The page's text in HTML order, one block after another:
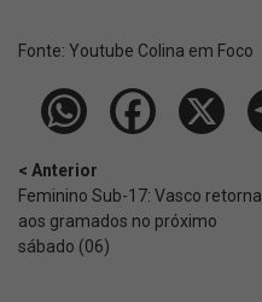
Fonte: Youtube Colina em Foco
< Anterior
Feminino Sub-17: Vasco retorna
aos gramados no próximo
sábado (06)